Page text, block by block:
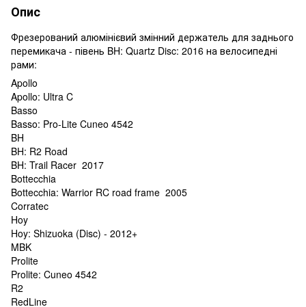
Опис
Фрезерований алюмінієвий змінний держатель для заднього
перемикача - півень BH: Quartz Disc: 2016 на велосипедні
рами:
Apollo
Apollo: Ultra C
Basso
Basso: Pro-Lite Cuneo 4542
BH
BH: R2 Road
BH: Trail Racer 2017
Bottecchia
Bottecchia: Warrior RC road frame 2005
Corratec
Hoy
Hoy: Shizuoka (Disc) - 2012+
MBK
Prolite
Prolite: Cuneo 4542
R2
RedLine